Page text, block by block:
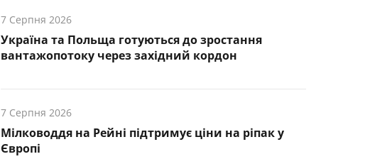
7 Серпня 2026
Україна та Польща готуються до зростання
вантажопотоку через західний кордон
7 Серпня 2026
Мілководдя на Рейні підтримує ціни на ріпак у
Європі